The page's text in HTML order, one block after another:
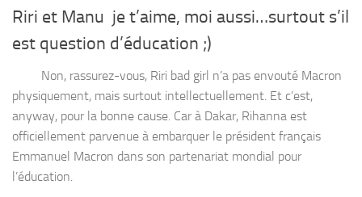
Riri et Manu je t’aime, moi aussi…surtout s’il
est question d’éducation ;)
Non, rassurez-vous, Riri bad girl n’a pas envouté Macron
physiquement, mais surtout intellectuellement. Et c’est,
anyway, pour la bonne cause. Car à Dakar, Rihanna est
officiellement parvenue à embarquer le président français
Emmanuel Macron dans son partenariat mondial pour
l’éducation.